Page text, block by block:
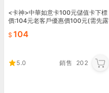
<卡神>中華如意卡100元儲值卡下標
價:104元老客戶優惠價100元(需先露
104
5.0 銷售 202